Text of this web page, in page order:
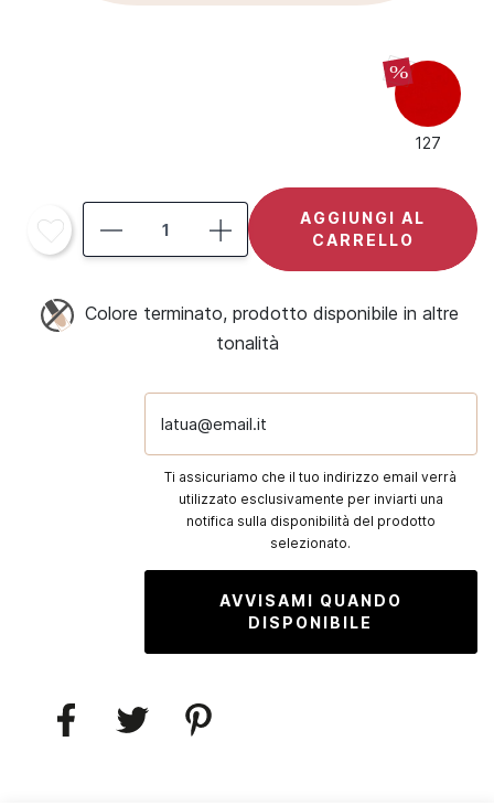
%
127
AGGIUNGI AL
CARRELLO
Colore terminato, prodotto disponibile in altre
tonalità
latua@email.it
Ti assicuriamo che il tuo indirizzo email verrà
utilizzato esclusivamente per inviarti una
notifica sulla disponibilità del prodotto
selezionato.
AVVISAMI QUANDO
DISPONIBILE